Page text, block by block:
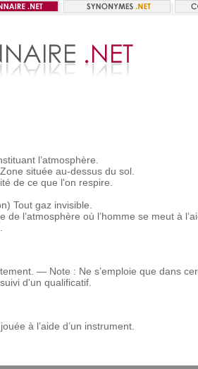
l’atmosphère.
Zone située au-dessus du sol.
de ce que l'on respire.
Tout gaz invisible.
de l’atmosphère où l’homme se meut à
— Note : Ne s’emploie que dans
suivi d'un qualificatif.
jouée à l’aide d’un instrument.